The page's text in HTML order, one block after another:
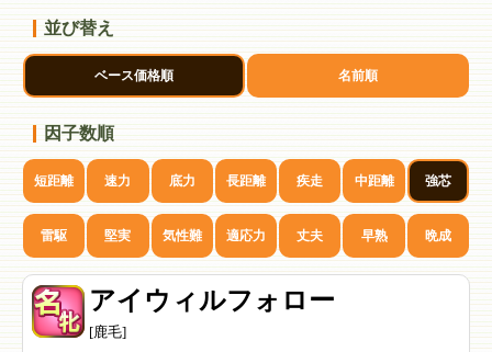
並び替え
ベース価格順 名前順
因子数順
短距離 速力 底力 長距離 疾走 中距離 強芯
雷駆 堅実 気性難 適応力 丈夫 早熟 晩成
アイウィルフォロー
[鹿毛]